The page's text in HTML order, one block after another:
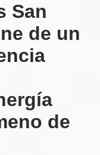
San
de un
de